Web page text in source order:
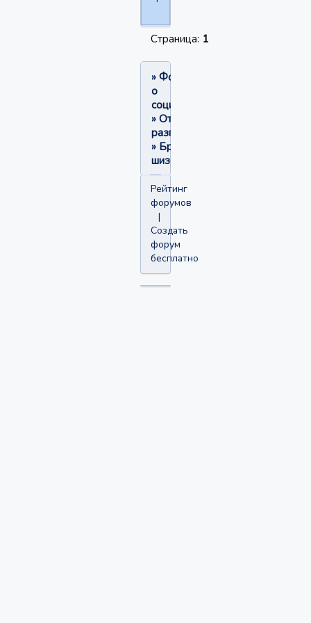
Страница: 1
» Форум
о
социофобии
» Отвлеченные
разговоры
» Бред
шизофреника
Рейтинг
форумов
|
Создать
форум
бесплатно